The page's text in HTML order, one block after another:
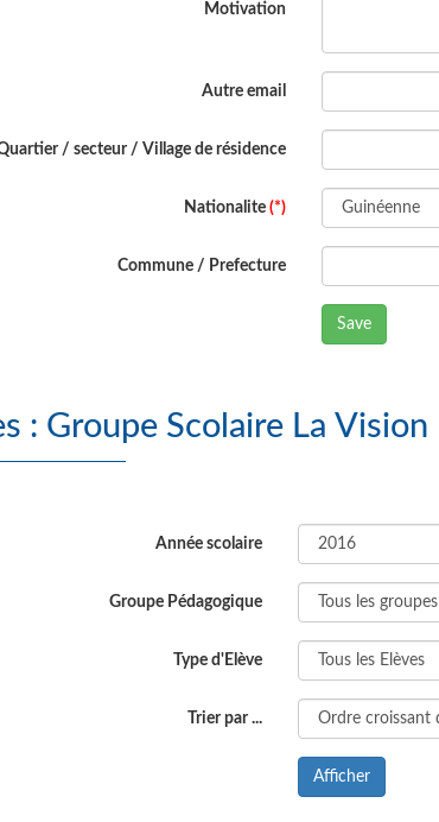
Motivation
Autre email
/ secteur / Village de résidence
Nationalite (*)
Commune / Prefecture
Save
List of Elèves : Groupe Scolaire La Vision
Année scolaire
Groupe Pédagogique
Type d'Elève
Trier par ...
Afficher